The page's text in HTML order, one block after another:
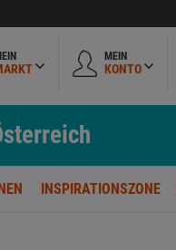
MEIN
KONTO
INSPIRATIONSZONE